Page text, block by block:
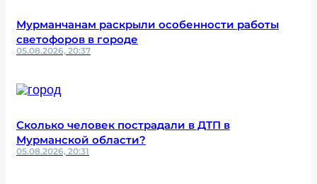
Мурманчанам раскрыли особенности работы
светофоров в городе
05.08.2026, 20:37
Сколько человек пострадали в ДТП в
Мурманской области?
05.08.2026, 20:31